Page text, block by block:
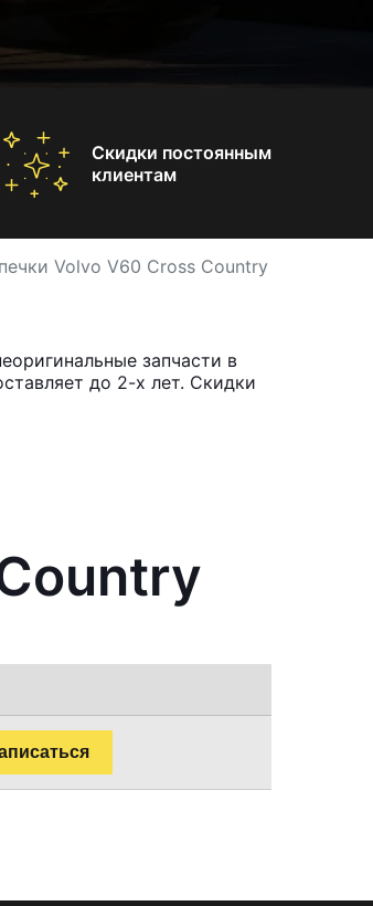
Скидки постоянным
клиентам
Volvo V60 Cross Country
запчасти в
до 2-х лет. Скидки